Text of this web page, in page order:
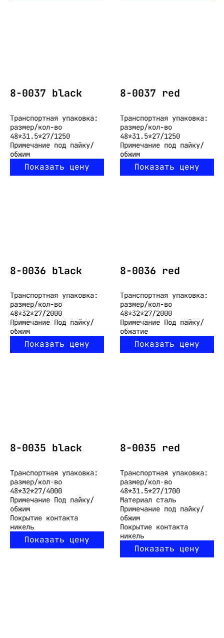
8-0037 black
Транспортная упаковка:
размер/кол-во
48*31.5*27/1250
Примечание под пайку/
обжим
Показать цену
8-0037 red
Транспортная упаковка:
размер/кол-во
48*31.5*27/1250
Примечание под пайку/
обжим
Показать цену
8-0036 black
Транспортная упаковка:
размер/кол-во
48*32*27/2000
Примечание Под пайку/
обжим
Показать цену
8-0036 red
Транспортная упаковка:
размер/кол-во
48*32*27/2000
Примечание Под пайку/
обжатие
Показать цену
8-0035 black
Транспортная упаковка:
размер/кол-во
48*32*27/4000
Примечание Под пайку/
обжим
Покрытие контакта
никель
Показать цену
8-0035 red
Транспортная упаковка:
размер/кол-во
48*31.5*27/1700
Материал сталь
Примечание под пайку/
обжим
Покрытие контакта
никель
Показать цену